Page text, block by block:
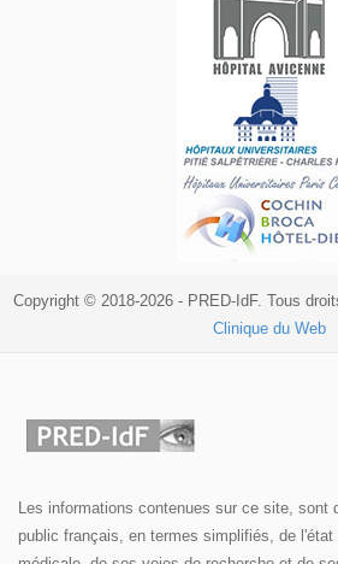
Copyright © 2018-2026 - PRED-IdF. Tous
Clinique du Web
Les informations contenues sur ce site, sont
public français, en termes simplifiés, de